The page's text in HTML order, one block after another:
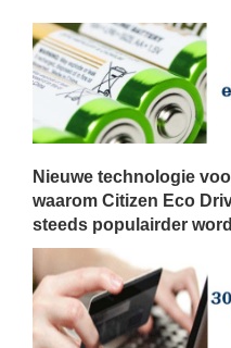
Nieuwe technologie
waarom Citizen Eco
steeds populairder